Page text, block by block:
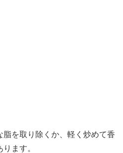
を取り除くか、軽く炒めて香
ます。